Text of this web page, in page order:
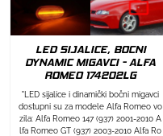
LED SIJALICE, BOCNI
DYNAMIC MIGAVCI - ALFA
ROMEO 174202LG
"LED sijalice i dinamički bočni migavci
dostupni su za modele Alfa Romeo vo
zila: Alfa Romeo 147 (937) 2001-2010 A
lfa Romeo GT (937) 2003-2010 Alfa Ro